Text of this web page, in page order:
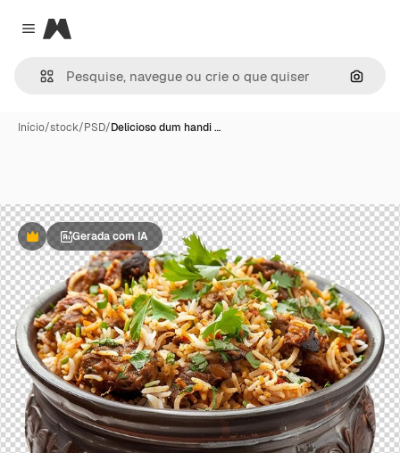
Close menu
Magnific
Início/stock/PSD/Delicioso dum handi …
PremiumGerada com IA